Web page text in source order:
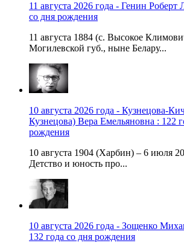
11 августа 2026 года - Генин Роберт
со дня рождения
11 августа 1884 (с. Высокое
Могилевской губ., ныне Белару...
10 августа 2026 года - Кузнецова-
Кузнецова) Вера Емельяновна : 122
рождения
10 августа 1904 (Харбин) – 6 июля
Детство и юность про...
10 августа 2026 года - Зощенко
132 года со дня рождения